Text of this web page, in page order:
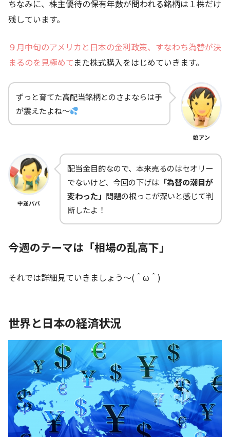
ちなみに、株主優待の保有年数が問われる銘柄は１株だけ
残しています。
９月中旬のアメリカと日本の金利政策、すなわち為替が決
まるのを見極めてまた株式購入をはじめていきます。
ずっと育てた高配当銘柄とのさよならは手
が震えたよね～
娘アン
中途パパ
配当金目的なので、本来売るのはセオリー
でないけど、今回の下げは 「為替の潮目が
変わった」 問題の根っこが深いと感じて判
断したよ！
今週のテーマは「相場の乱高下」
それでは詳細見ていきましょう～(＾ω＾)
世界と日本の経済状況